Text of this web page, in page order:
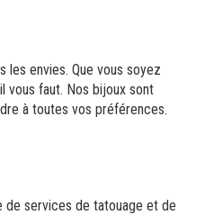
envies. Que vous soyez
vous faut. Nos bijoux sont
à toutes vos préférences.
de services de tatouage et de